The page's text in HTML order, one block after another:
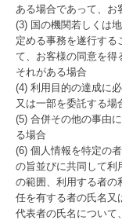
ある場合であって、お
(3) 国の機関若しくは
定める事務を遂行する
て、お客様の同意を得
それがある場合
(4) 利用目的の達成に
又は一部を委託する場
(5) 合併その他の事由
る場合
(6) 個人情報を特定の
の旨並びに共同して利
の範囲、利用する者の
任を有する者の氏名又
代表者の氏名について